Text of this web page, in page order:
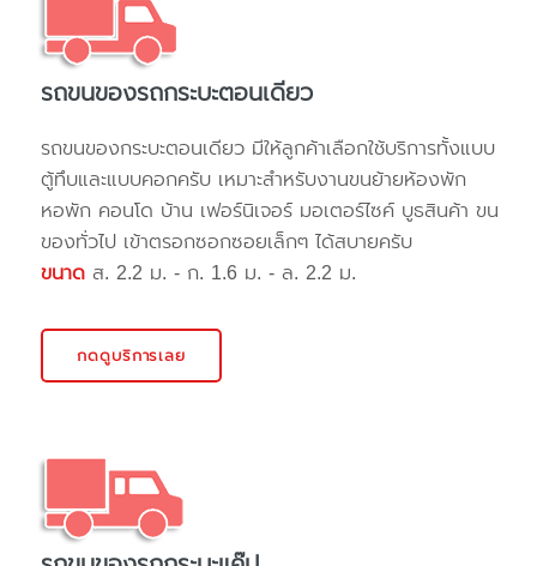
รถขนของรถกระบะตอนเดียว
รถขนของกระบะตอนเดียว มีให้ลูกค้าเลือกใช้บริการทั้งแบบ
ตู้ทึบและแบบคอกครับ เหมาะสำหรับงานขนย้ายห้องพัก
หอพัก คอนโด บ้าน เฟอร์นิเจอร์ มอเตอร์ไซค์ บูธสินค้า ขน
ของทั่วไป เข้าตรอกซอกซอยเล็กๆ ได้สบายครับ
ขนาด ส. 2.2 ม. - ก. 1.6 ม. - ล. 2.2 ม.
กดดูบริการเลย